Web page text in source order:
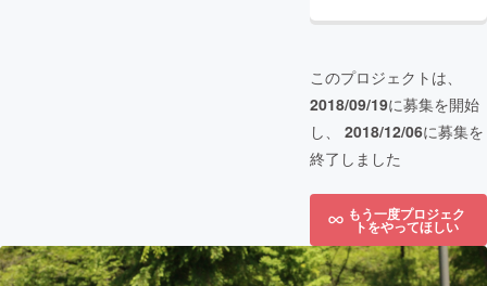
このプロジェクトは、
2018/09/19に募集を開始
し、 2018/12/06に募集を
終了しました
もう一度プロジェク
トをやってほしい